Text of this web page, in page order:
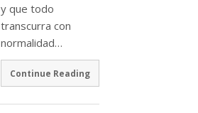
y que todo
transcurra con
normalidad…
Continue Reading